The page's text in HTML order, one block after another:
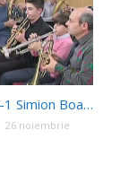
22-11-2014-1 Simion Boanta
26 noiembrie